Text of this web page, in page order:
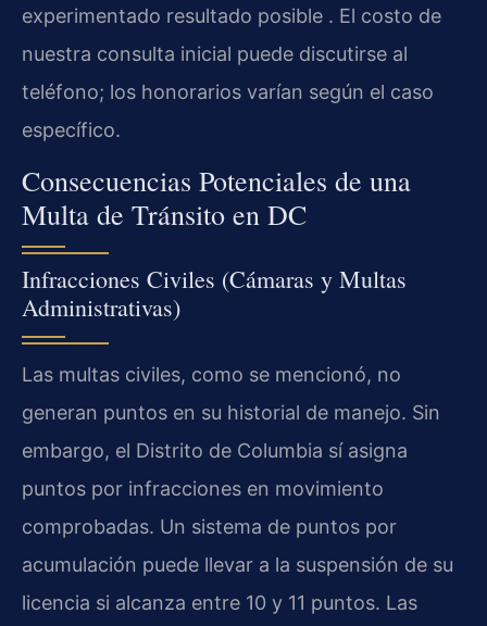
experimentado resultado posible . El costo de
nuestra consulta inicial puede discutirse al
teléfono; los honorarios varían según el caso
específico.
Consecuencias Potenciales de una
Multa de Tránsito en DC
Infracciones Civiles (Cámaras y Multas
Administrativas)
Las multas civiles, como se mencionó, no
generan puntos en su historial de manejo. Sin
embargo, el Distrito de Columbia sí asigna
puntos por infracciones en movimiento
comprobadas. Un sistema de puntos por
acumulación puede llevar a la suspensión de su
licencia si alcanza entre 10 y 11 puntos. Las